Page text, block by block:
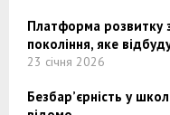
Платформа розвитку
покоління, яке
23 січня 2026
Безбар’єрність у